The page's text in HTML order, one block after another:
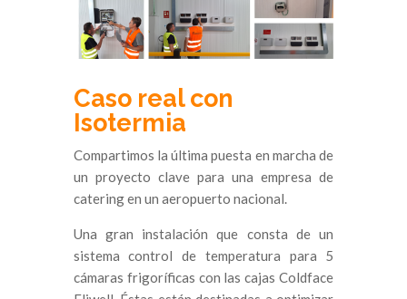
Caso real con
Isotermia
Compartimos la última puesta en marcha de
un proyecto clave para una empresa de
catering en un aeropuerto nacional.
Una gran instalación que consta de un
sistema control de temperatura para 5
cámaras frigoríficas con las cajas Coldface